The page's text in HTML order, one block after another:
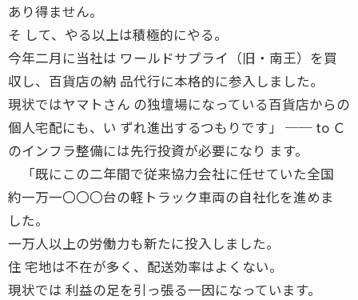
あり得ません。
そ して、やる以上は積極的にやる。
今年二月に当社は ワールドサプライ（旧・南王）を買
収し、百貨店の納 品代行に本格的に参入しました。
現状ではヤマトさん の独壇場になっている百貨店からの
個人宅配にも、い ずれ進出するつもりです」 ── to Ｃ
のインフラ整備には先行投資が必要になり ます。
「既にこの二年間で従来協力会社に任せていた全国
約一万一〇〇〇台の軽トラック車両の自社化を進めま
した。
一万人以上の労働力も新たに投入しました。
住 宅地は不在が多く、配送効率はよくない。
現状では 利益の足を引っ張る一因になっています。